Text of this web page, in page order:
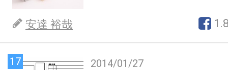
安達 裕哉
17 2014/01/27